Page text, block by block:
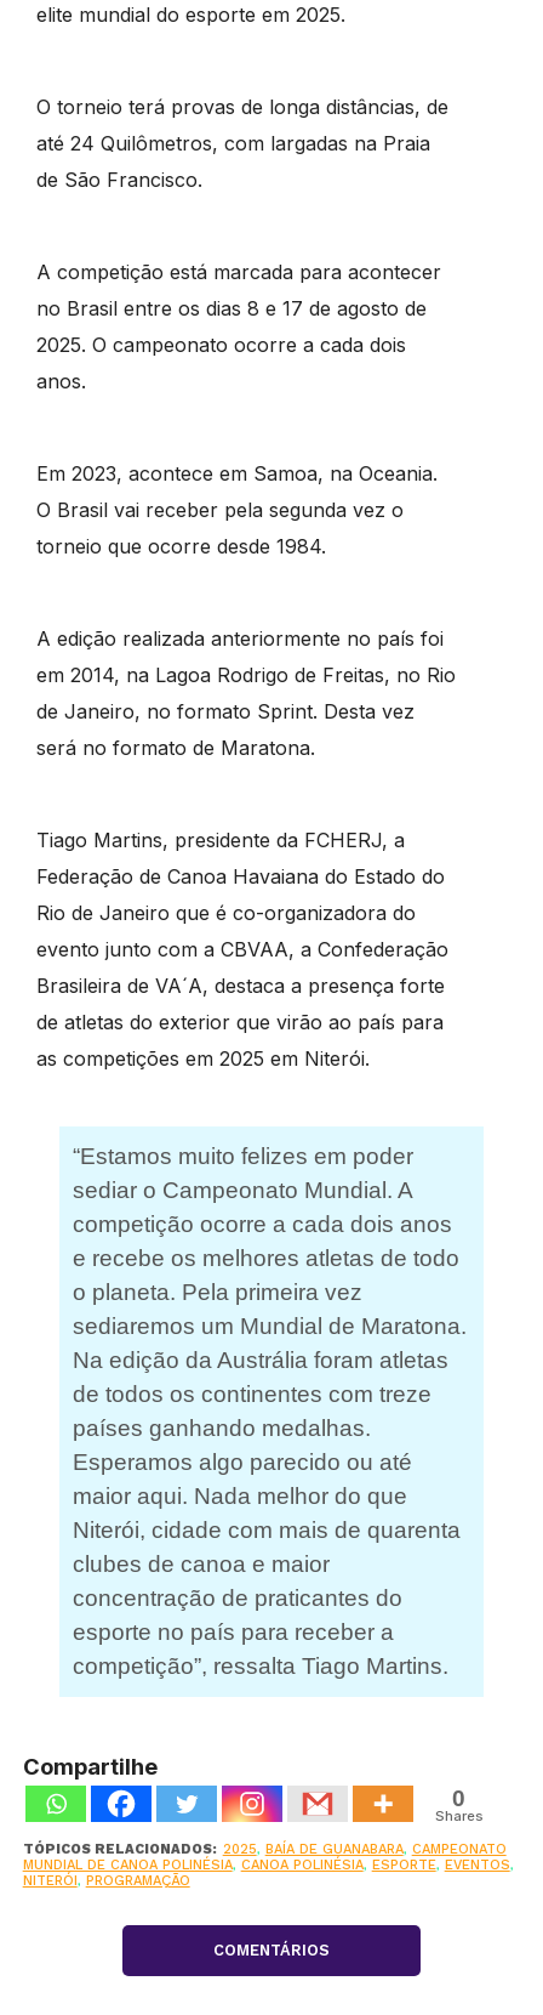
elite mundial do esporte em 2025.
O torneio terá provas de longa distâncias, de
até 24 Quilômetros, com largadas na Praia
de São Francisco.
A competição está marcada para acontecer
no Brasil entre os dias 8 e 17 de agosto de
2025. O campeonato ocorre a cada dois
anos.
Em 2023, acontece em Samoa, na Oceania.
O Brasil vai receber pela segunda vez o
torneio que ocorre desde 1984.
A edição realizada anteriormente no país foi
em 2014, na Lagoa Rodrigo de Freitas, no Rio
de Janeiro, no formato Sprint. Desta vez
será no formato de Maratona.
Tiago Martins, presidente da FCHERJ, a
Federação de Canoa Havaiana do Estado do
Rio de Janeiro que é co-organizadora do
evento junto com a CBVAA, a Confederação
Brasileira de VA´A, destaca a presença forte
de atletas do exterior que virão ao país para
as competições em 2025 em Niterói.
“Estamos muito felizes em poder
sediar o Campeonato Mundial. A
competição ocorre a cada dois anos
e recebe os melhores atletas de todo
o planeta. Pela primeira vez
sediaremos um Mundial de Maratona.
Na edição da Austrália foram atletas
de todos os continentes com treze
países ganhando medalhas.
Esperamos algo parecido ou até
maior aqui. Nada melhor do que
Niterói, cidade com mais de quarenta
clubes de canoa e maior
concentração de praticantes do
esporte no país para receber a
competição”, ressalta Tiago Martins.
Compartilhe
0
Shares
TÓPICOS RELACIONADOS: 2025, BAÍA DE GUANABARA, CAMPEONATO
MUNDIAL DE CANOA POLINÉSIA, CANOA POLINÉSIA, ESPORTE, EVENTOS,
NITERÓI, PROGRAMAÇÃO
COMENTÁRIOS